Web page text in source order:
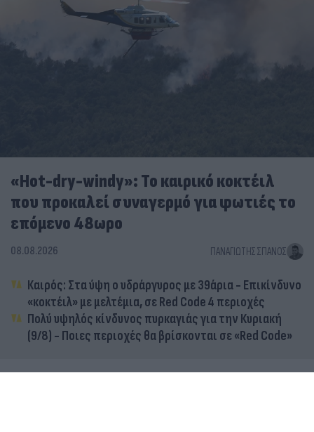
«Hot-dry-windy»: Το καιρικό κοκτέιλ
που προκαλεί συναγερμό για φωτιές το
επόμενο 48ωρο
08.08.2026 ΠΑΝΑΓΙΏΤΗΣ ΣΠΑΝΌΣ
Καιρός: Στα ύψη ο υδράργυρος με 39άρια - Επικίνδυνο
«κοκτέιλ» με μελτέμια, σε Red Code 4 περιοχές
Πολύ υψηλός κίνδυνος πυρκαγιάς για την Κυριακή
(9/8) - Ποιες περιοχές θα βρίσκονται σε «Red Code»